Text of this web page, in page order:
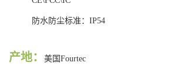
防水防尘标准： IP54
产地： 美国Fourtec